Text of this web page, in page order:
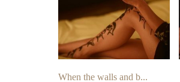
When the walls and b...